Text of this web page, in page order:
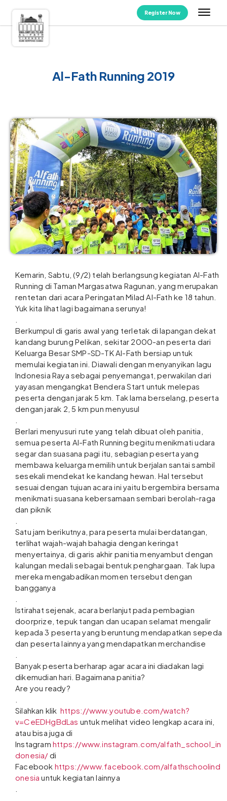
Register Now
Al-Fath Running 2019
Kemarin, Sabtu, (9/2) telah berlangsung kegiatan Al-Fath
Running di Taman Margasatwa Ragunan, yang merupakan
rentetan dari acara Peringatan Milad Al-Fath ke 18 tahun.
Yuk kita lihat lagi bagaimana serunya!
Berkumpul di garis awal yang terletak di lapangan dekat
kandang burung Pelikan, sekitar 2000-an peserta dari
Keluarga Besar SMP-SD-TK Al-Fath bersiap untuk
memulai kegiatan ini. Diawali dengan menyanyikan lagu
Indonesia Raya sebagai penyemangat, perwakilan dari
yayasan mengangkat Bendera Start untuk melepas
peserta dengan jarak 5 km. Tak lama berselang, peserta
dengan jarak 2, 5 km pun menyusul
Berlari menyusuri rute yang telah dibuat oleh panitia,
semua peserta Al-Fath Running begitu menikmati udara
segar dan suasana pagi itu, sebagian peserta yang
membawa keluarga memilih untuk berjalan santai sambil
sesekali mendekat ke kandang hewan. Hal tersebut
sesuai dengan tujuan acara ini yaitu bergembira bersama
menikmati suasana kebersamaan sembari berolah-raga
dan piknik
Satu jam berikutnya, para peserta mulai berdatangan,
terlihat wajah-wajah bahagia dengan keringat
menyertainya, di garis akhir panitia menyambut dengan
kalungan medali sebagai bentuk penghargaan. Tak lupa
mereka mengabadikan momen tersebut dengan
bangganya
Istirahat sejenak, acara berlanjut pada pembagian
doorprize, tepuk tangan dan ucapan selamat mengalir
kepada 3 peserta yang beruntung mendapatkan sepeda
dan peserta lainnya yang mendapatkan merchandise
Banyak peserta berharap agar acara ini diadakan lagi
dikemudian hari. Bagaimana panitia?
Are you ready?
Silahkan klik https://www.youtube.com/watch?
v=CeEDHgBdLas untuk melihat video lengkap acara ini,
atau bisa juga di
Instagram https://www.instagram.com/alfath_school_in
donesia/di
Facebook https://www.facebook.com/alfathschoolind
onesia untuk kegiatan lainnya